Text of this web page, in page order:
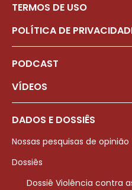
TERMOS DE USO
POLÍTICA DE
PODCAST
VÍDEOS
DADOS E DOSSIÊS
Nossas pesquisas de opinião
Dossiês
Dossiê Violência contra